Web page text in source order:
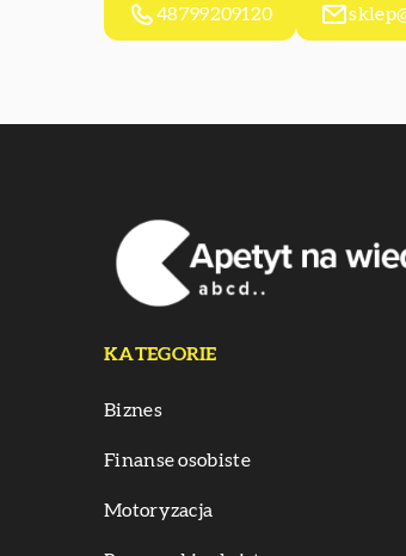
48799209120
KATEGORIE
Biznes
Finanse osobiste
Motoryzacja